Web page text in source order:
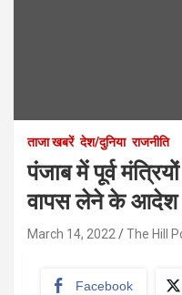
ताजा खबरें देश/दुनिया राजनीति
पंजाब में पूर्व
वापस लेने के आदेश
March 14, 2022 The Hill
Facebook